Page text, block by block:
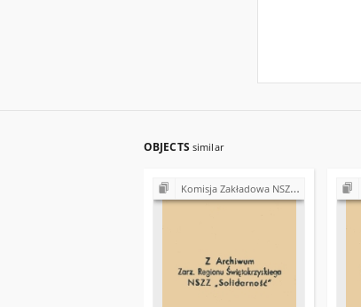
OBJECTS similar
Komisja Zakładowa NSZZ "Solidarność" przy Urzędzie Gminy w Bodzentynie